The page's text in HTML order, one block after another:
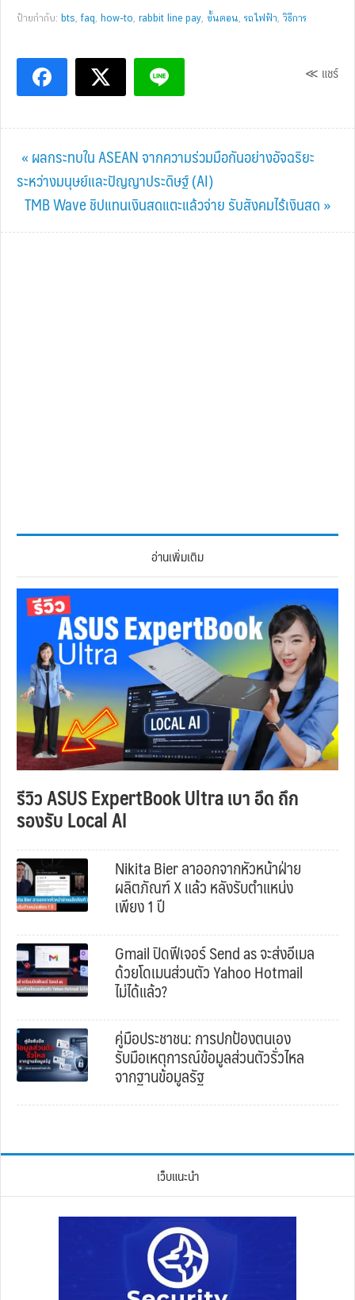
ป้ายกำกับ: bts,faq, how-to, rabbit line pay, ขั้นตอน, รถไฟฟ้า,วิธีการ
≪ แชร์
Previous
Post:
« ผลกระทบใน ASEAN จากความร่วมมือกันอย่างอัจฉริยะ
ระหว่างมนุษย์และปัญญาประดิษฐ์ (AI)
Next
Post:
TMB Wave ชิปแทนเงินสดแตะแล้วจ่าย รับสังคมไร้เงินสด »
อ่านเพิ่มเติม
รีวิว ASUS ExpertBook Ultra เบา อึด ถึก
รองรับ Local AI
Nikita Bier ลาออกจากหัวหน้าฝ่าย
ผลิตภัณฑ์ X แล้ว หลังรับตำแหน่ง
เพียง 1 ปี
Gmail ปิดฟีเจอร์ Send as จะส่งอีเมล
ด้วยโดเมนส่วนตัว Yahoo Hotmail
ไม่ได้แล้ว?
คู่มือประชาชน: การปกป้องตนเอง
รับมือเหตุการณ์ข้อมูลส่วนตัวรั่วไหล
จากฐานข้อมูลรัฐ
เว็บแนะนำ